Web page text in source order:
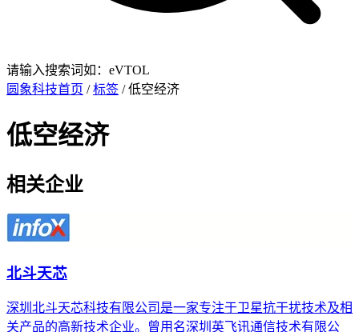
请输入搜索词如：eVTOL
圆象科技首页 /标签 / 低空经济
低空经济
相关企业
北斗天芯
深圳北斗天芯科技有限公司是一家专注于卫星抗干扰技术及相
关产品的高新技术企业。曾用名深圳英飞讯通信技术有限公